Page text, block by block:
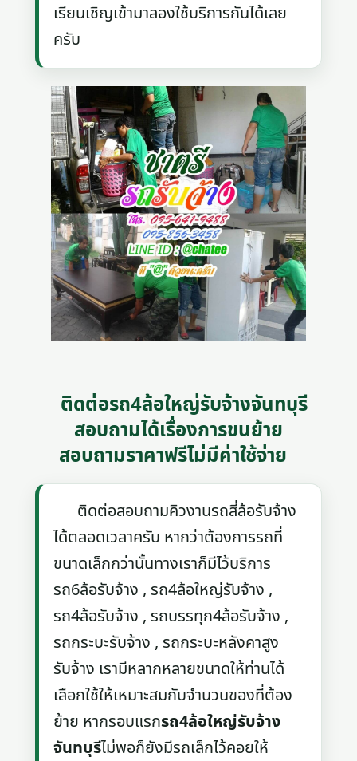
เรียนเชิญเข้ามาลองใช้บริการกันได้เลย
ครับ
ติดต่อรถ4ล้อใหญ่รับจ้างจันทบุรี
สอบถามได้เรื่องการขนย้าย
สอบถามราคาฟรีไม่มีค่าใช้จ่าย
ติดต่อสอบถามคิวงานรถสี่ล้อรับจ้าง
ได้ตลอดเวลาครับ หากว่าต้องการรถที่
ขนาดเล็กกว่านั้นทางเราก็มีไว้บริการ
รถ6ล้อรับจ้าง , รถ4ล้อใหญ่รับจ้าง ,
รถ4ล้อรับจ้าง , รถบรรทุก4ล้อรับจ้าง ,
รถกระบะรับจ้าง , รถกระบะหลังคาสูง
รับจ้าง เรามีหลากหลายขนาดให้ท่านได้
เลือกใช้ให้เหมาะสมกับจำนวนของที่ต้อง
ย้าย หากรอบแรกรถ4ล้อใหญ่รับจ้าง
จันทบุรีไม่พอก็ยังมีรถเล็กไว้คอยให้